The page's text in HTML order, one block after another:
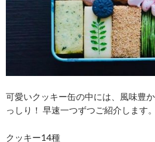
可愛いクッキー缶の中には、風味豊
っしり！ 早速一つずつご紹介します。
クッキー14種